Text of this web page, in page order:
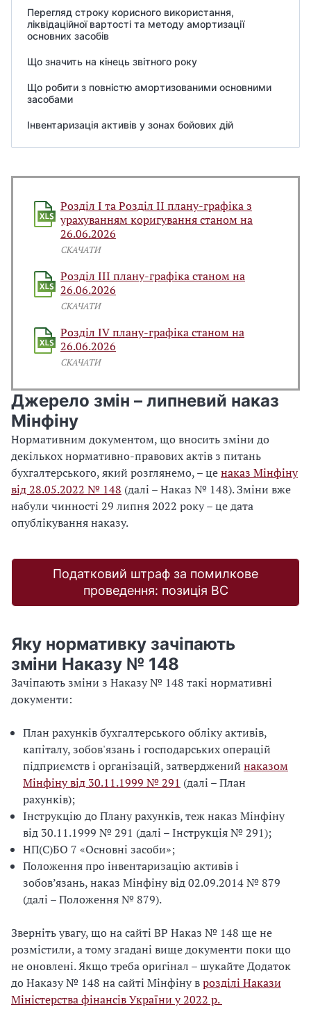
Перегляд строку корисного використання,
ліквідаційної вартості та методу амортизації
основних засобів
Що значить на кінець звітного року
Що робити з повністю амортизованими основними
засобами
Інвентаризація активів у зонах бойових дій
Розділ І та Розділ ІІ плану-графіка з
урахуванням коригування станом на
26.06.2026
СКАЧАТИ
Розділ ІІІ плану-графіка станом на
26.06.2026
СКАЧАТИ
Розділ IV плану-графіка станом на
26.06.2026
СКАЧАТИ
Джерело змін – липневий наказ
Мінфіну
Нормативним документом, що вносить зміни до
декількох нормативно-правових актів з питань
бухгалтерського, який розглянемо, – ценаказ Мінфіну
від 28.05.2022 № 148 (далі – Наказ № 148). Зміни вже
набули чинності 29 липня 2022 року – це дата
опублікування наказу.
Податковий штраф за помилкове
проведення: позиція ВС
Яку нормативку зачіпають
зміни Наказу № 148
Зачіпають зміни з Наказу № 148 такі нормативні
документи:
План рахунків бухгалтерського обліку активів,
капіталу, зобов'язань і господарських операцій
підприємств і організацій, затверджений наказом
Мінфіну від 30.11.1999 № 291 (далі – План
рахунків);
Інструкцію до Плану рахунків, теж наказ Мінфіну
від 30.11.1999 № 291 (далі – Інструкція № 291);
НП(С)БО 7 «Основні засоби»;
Положення про інвентаризацію активів і
зобов’язань,наказ Мінфіну від 02.09.2014 № 879
(далі – Положення № 879).
Зверніть увагу, що на сайті ВР Наказ № 148 ще не
розмістили, а тому згадані вище документи поки що
не оновлені. Якщо треба оригінал – шукайтеДодаток
до Наказу № 148 насайті Мінфіну врозділі Накази
Міністерства фінансів України у 2022 р.